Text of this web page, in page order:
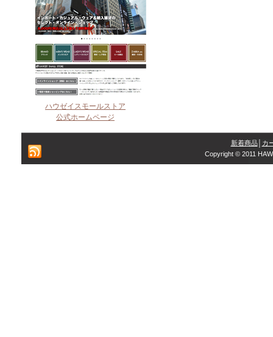
ハウゼイスモールストア
公式ホームページ
新着商品│
カ
Copyright © 2011